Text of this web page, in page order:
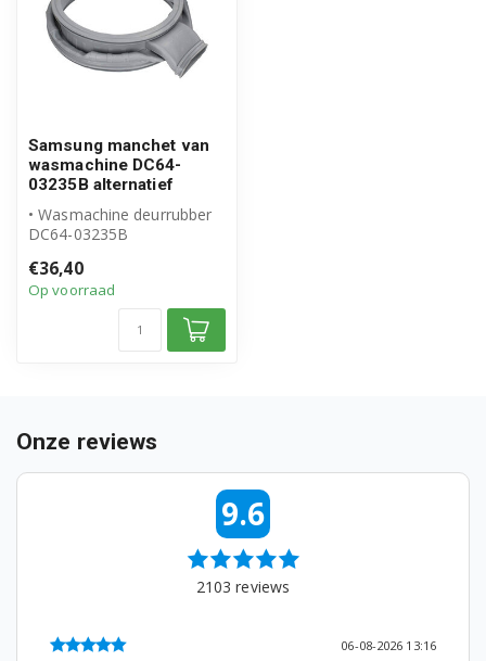
Samsung manchet van
wasmachine DC64-
03235B alternatief
• Wasmachine deurrubber
DC64-03235B
• Hoogwaardig alte...
€36,40
Op voorraad
Onze reviews
9.6
2103 reviews
06-08-2026 13:16